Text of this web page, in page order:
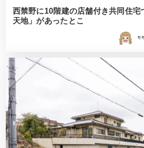
西禁野に10階建の店舗付き共同住宅
天地」があったとこ
モ